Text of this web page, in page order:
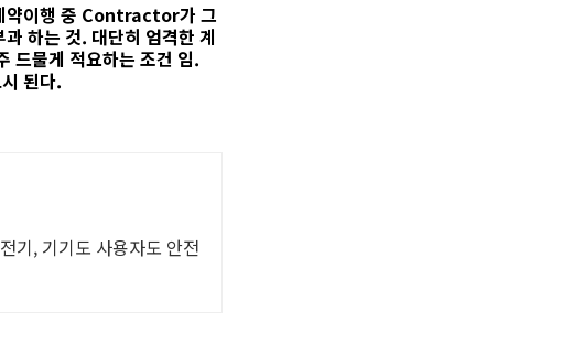
이행 중 Contractor가 그
하는 것. 대단히 엄격한 계
물게 적요하는 조건 임.
된다.
기, 기기도 사용자도 안전